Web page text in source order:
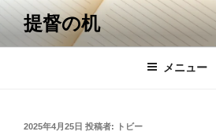
コ
テ
提督の机
メニュー
投
2025年4月25日 投稿者: トビー